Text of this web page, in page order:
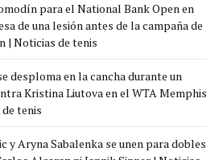
para el National Bank Open en
de una lesión antes de la campaña de
| Noticias de tenis
desploma en la cancha durante un
Kristina Liutova en el WTA Memphis
tenis
y Aryna Sabalenka se unen para dobles